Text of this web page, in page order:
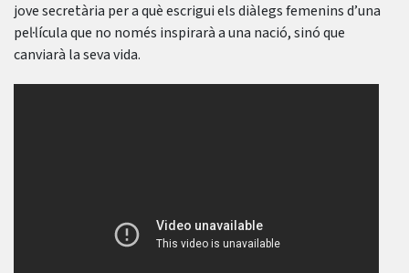
jove secretària per a què escrigui els diàlegs femenins d’una
pel·lícula que no només inspirarà a una nació, sinó que
canviarà la seva vida.